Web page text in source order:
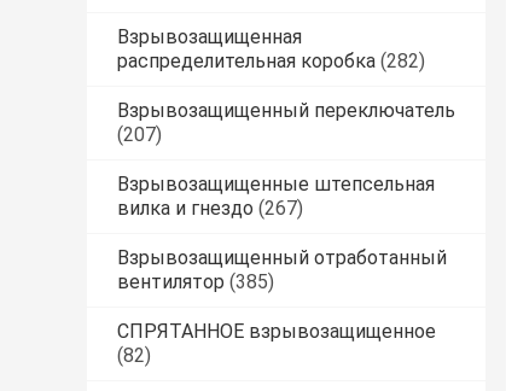
Взрывозащищенная
распределительная коробка (282)
Взрывозащищенный переключатель
(207)
Взрывозащищенные штепсельная
вилка и гнездо (267)
Взрывозащищенный отработанный
вентилятор (385)
СПРЯТАННОЕ взрывозащищенное
(82)